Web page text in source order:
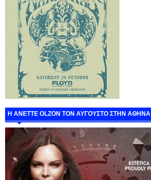
Η ANETTE OLZON ΤΟΝ ΑΥΓΟΥΣΤΟ ΣΤΗΝ ΑΘΗΝΑ